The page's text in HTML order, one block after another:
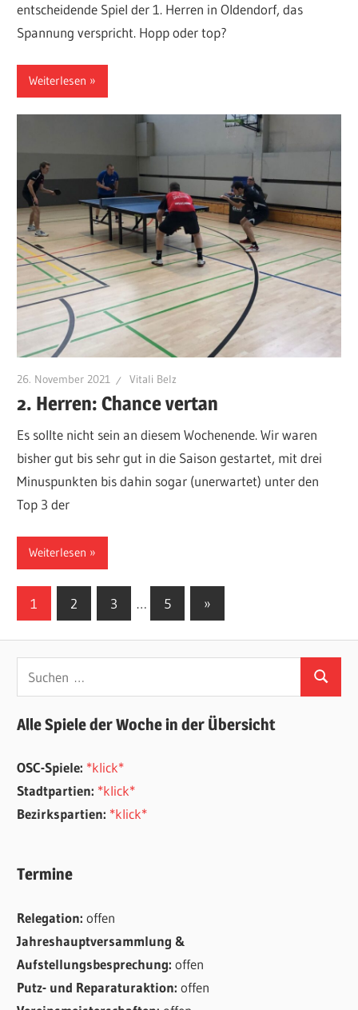
entscheidende Spiel der 1. Herren in Oldendorf, das
Spannung verspricht. Hopp oder top?
Weiterlesen
26. November 2021 Vitali Belz
2. Herren: Chance vertan
Es sollte nicht sein an diesem Wochenende. Wir waren
bisher gut bis sehr gut in die Saison gestartet, mit drei
Minuspunkten bis dahin sogar (unerwartet) unter den
Top 3 der
Weiterlesen
Seitennummerierung
Beiträge
1 2 3 … 5
Nächste
Beiträge
»
Suchen
Alle Spiele der Woche in der Übersicht
OSC-Spiele: *klick*
Stadtpartien: *klick*
Bezirkspartien: *klick*
Termine
Relegation:offen
Jahreshauptversammlung &
Aufstellungsbesprechung:offen
Putz- und Reparaturaktion:offen